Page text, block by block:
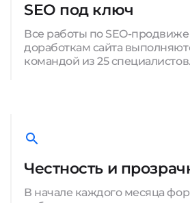
SEO под ключ
Все работы по SEO-
доработкам сайта
командой из 25 специалистов.
Честность и
В начале каждого месяца